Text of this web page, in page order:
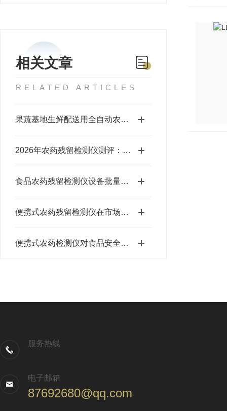
相关文章
RELATED ARTICLES
果蔬基地生鲜配送用全自动农残检测仪的选购指南
2026年农药残留检测仪测评：基地市场超市选购依据
食品农药残留检测仪设备批量采购供货商推荐
便携式农药残留检测仪在市场流通环节的应用
便携式农药检测仪对食品安全有用吗
服务热线
电子邮箱
87692680@qq.com